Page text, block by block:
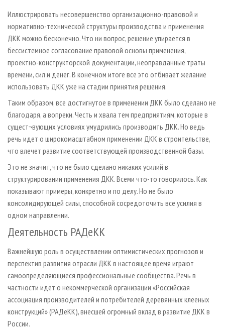
Иллюстрировать несовершенство организационно-правовой и
нормативно-технической структуры производства и применения
ДКК можно бесконечно. Что ни вопрос, решение упирается в
бессистемное согласование правовой основы применения,
проектно-конструкторской документации, неоправданные траты
времени, сил и денег. В конечном итоге все это отбивает желание
использовать ДКК уже на стадии принятия решения.
Таким образом, все достигнутое в применении ДКК было сделано не
благодаря, а вопреки. Честь и хвала тем предприятиям, которые в
сущест¬вующих условиях умудрились производить ДКК. Но ведь
речь идет о широкомасштабном применении ДКК в строительстве,
что влечет развитие соответствующей производственной базы.
Это не значит, что не было сделано никаких усилий в
структурировании применения ДКК. Всеми что-то говорилось. Как
показывают примеры, конкретно и по делу. Но не было
консолидирующей силы, способной сосредоточить все усилия в
одном направлении.
Деятельность РАДеКК
Важнейшую роль в осуществлении оптимистических прогнозов и
перспектив развития отрасли ДКК в настоящее время играют
самоопределяющиеся профессиональные сообщества. Речь в
частности идет о некоммерческой организации «Российская
ассоциация производителей и потребителей деревянных клееных
конструкций» (РАДеКК), внесшей огромный вклад в развитие ДКК в
России.